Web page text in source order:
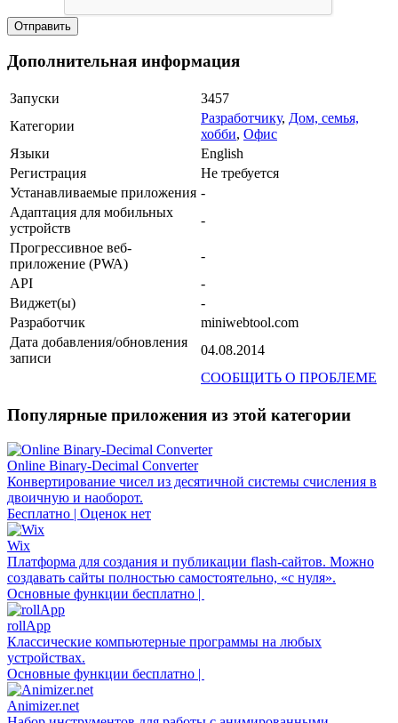
Дополнительная информация
Запуски
3457
Категории
Разработчику, Дом, семья,
хобби, Офис
Языки
English
Регистрация
Не требуется
Устанавливаемые приложения -
Адаптация для мобильных
устройств
-
Прогрессивное веб-
приложение (PWA)
-
API
-
Виджет(ы)
-
Разработчик
miniwebtool.com
Дата добавления/обновления
записи
04.08.2014
СООБЩИТЬ О ПРОБЛЕМЕ
Популярные приложения из этой категории
Online Binary-Decimal Converter
Конвертирование чисел из десятичной системы счисления в
двоичную и наоборот.
Бесплатно | Оценок нет
Wix
Платформа для создания и публикации flash-сайтов. Можно
создавать сайты полностью самостоятельно, «с нуля».
Основные функции бесплатно |
rollApp
Классические компьютерные программы на любых
устройствах.
Основные функции бесплатно |
Animizer.net